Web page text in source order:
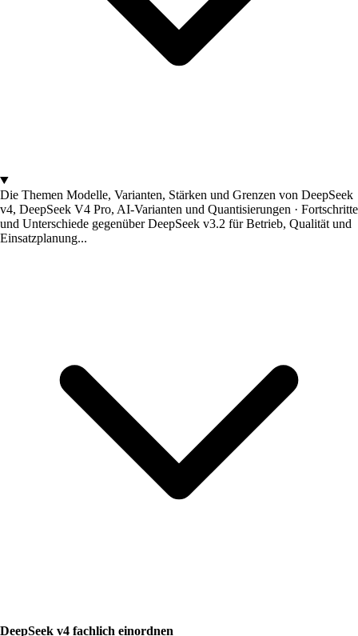
Die Themen Modelle, Varianten, Stärken und Grenzen von DeepSeek
v4, DeepSeek V4 Pro, AI-Varianten und Quantisierungen · Fortschritte
und Unterschiede gegenüber DeepSeek v3.2 für Betrieb, Qualität und
Einsatzplanung...
DeepSeek v4 fachlich einordnen